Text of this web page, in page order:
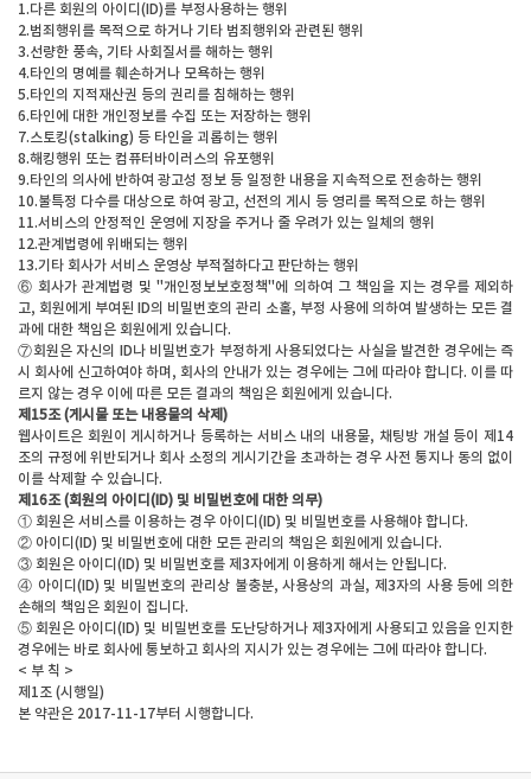
1.다른 회원의 아이디(ID)를 부정사용하는 행위
2.범죄행위를 목적으로 하거나 기타 범죄행위와 관련된 행위
3.선량한 풍속, 기타 사회질서를 해하는 행위
4.타인의 명예를 훼손하거나 모욕하는 행위
5.타인의 지적재산권 등의 권리를 침해하는 행위
6.타인에 대한 개인정보를 수집 또는 저장하는 행위
7.스토킹(stalking) 등 타인을 괴롭히는 행위
8.해킹행위 또는 컴퓨터바이러스의 유포행위
9.타인의 의사에 반하여 광고성 정보 등 일정한 내용을 지속적으로 전송하는 행위
10.불특정 다수를 대상으로 하여 광고, 선전의 게시 등 영리를 목적으로 하는 행위
11.서비스의 안정적인 운영에 지장을 주거나 줄 우려가 있는 일체의 행위
12.관계법령에 위배되는 행위
13.기타 회사가 서비스 운영상 부적절하다고 판단하는 행위
⑥ 회사가 관계법령 및 "개인정보보호정책"에 의하여 그 책임을 지는 경우를 제외하
고, 회원에게 부여된 ID의 비밀번호의 관리 소홀, 부정 사용에 의하여 발생하는 모든 결
과에 대한 책임은 회원에게 있습니다.
⑦회원은 자신의 ID나 비밀번호가 부정하게 사용되었다는 사실을 발견한 경우에는 즉
시 회사에 신고하여야 하며, 회사의 안내가 있는 경우에는 그에 따라야 합니다. 이를 따
르지 않는 경우 이에 따른 모든 결과의 책임은 회원에게 있습니다.
제15조 (게시물 또는 내용물의 삭제)
웹사이트은 회원이 게시하거나 등록하는 서비스 내의 내용물, 채팅방 개설 등이 제14
조의 규정에 위반되거나 회사 소정의 게시기간을 초과하는 경우 사전 통지나 동의 없이
이를 삭제할 수 있습니다.
제16조 (회원의 아이디(ID) 및 비밀번호에 대한 의무)
① 회원은 서비스를 이용하는 경우 아이디(ID) 및 비밀번호를 사용해야 합니다.
② 아이디(ID) 및 비밀번호에 대한 모든 관리의 책임은 회원에게 있습니다.
③ 회원은 아이디(ID) 및 비밀번호를 제3자에게 이용하게 해서는 안됩니다.
④ 아이디(ID) 및 비밀번호의 관리상 불충분, 사용상의 과실, 제3자의 사용 등에 의한
손해의 책임은 회원이 집니다.
⑤ 회원은 아이디(ID) 및 비밀번호를 도난당하거나 제3자에게 사용되고 있음을 인지한
경우에는 바로 회사에 통보하고 회사의 지시가 있는 경우에는 그에 따라야 합니다.
< 부 칙 >
제1조 (시행일)
본 약관은 2017-11-17부터 시행합니다.